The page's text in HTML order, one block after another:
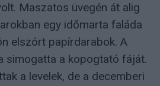
Maszatos üvegén át alig
egy időmarta faláda
elszórt papírdarabok. A
simogatta a kopogtató fáját.
a levelek, de a decemberi